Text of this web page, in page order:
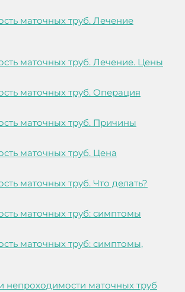
маточных труб. Лечение
маточных труб. Лечение. Цены
маточных труб. Операция
маточных труб. Причины
маточных труб. Цена
маточных труб. Что делать?
маточных труб: симптомы
маточных труб: симптомы,
непроходимости маточных труб